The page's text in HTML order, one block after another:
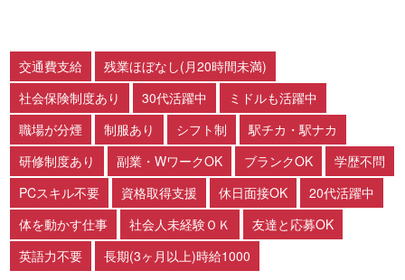
交通費支給
残業ほぼなし(月20時間未満)
社会保険制度あり
30代活躍中
ミドルも活躍中
職場が分煙
制服あり シフト制
駅チカ・駅ナカ
研修制度あり
副業・WワークOK ブランクOK
学歴不問
PCスキル不要
資格取得支援 休日面接OK
20代活躍中
体を動かす仕事
社会人未経験ＯＫ
友達と応募OK
英語力不要
長期(3ヶ月以上)時給1000